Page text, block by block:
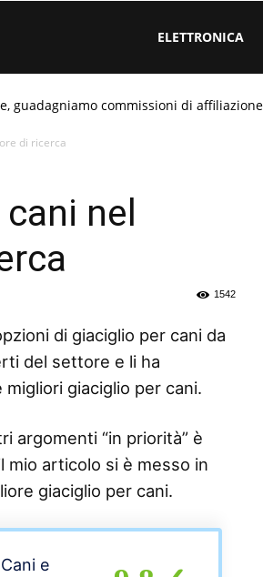
ELETTRONICA
guadagniamo commissioni di
di ricerca
nel
1542
di giaciglio per cani da
del settore e li ha
giaciglio per cani.
argomenti “in priorità” è
articolo si è messo in
giaciglio per cani.
e